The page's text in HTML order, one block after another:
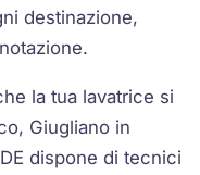
destinazione,
la tua lavatrice si
Giugliano in
dispone di tecnici